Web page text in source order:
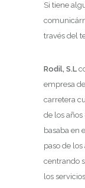
Si tiene
través del
Rodil, S.L
empresa
carretera
de los
basaba en
paso de
centrando
los